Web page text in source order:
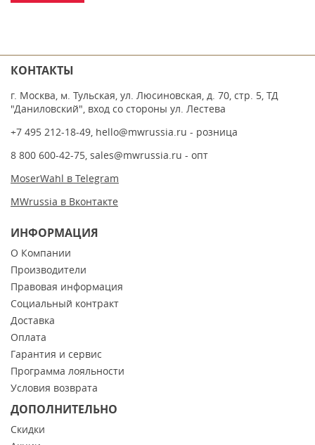
КОНТАКТЫ
г. Москва, м. Тульская, ул. Люсиновская, д. 70, стр. 5, ТД
"Даниловский", вход со стороны ул. Лестева
+7 495 212-18-49, hello@mwrussia.ru - розница
8 800 600-42-75, sales@mwrussia.ru - опт
MoserWahl в Telegram
MWrussia в Вконтакте
ИНФОРМАЦИЯ
О Компании
Производители
Правовая информация
Социальный контракт
Доставка
Оплата
Гарантия и сервис
Программа лояльности
Условия возврата
ДОПОЛНИТЕЛЬНО
Скидки